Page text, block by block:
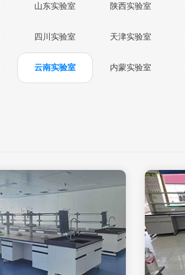
山东实验室 陕西实验室
四川实验室 天津实验室
云南实验室 内蒙实验室